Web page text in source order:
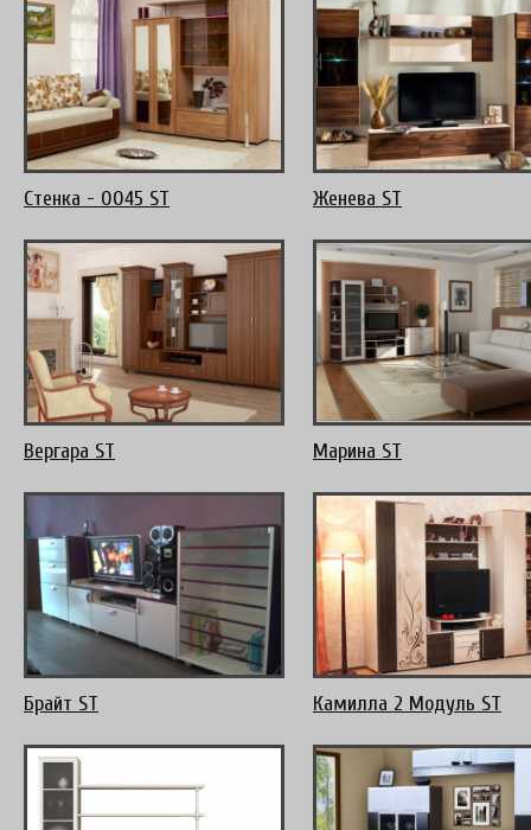
Стенка - 0045 ST Женева ST
Вергара ST Марина ST
Брайт ST Камилла 2 Модуль ST